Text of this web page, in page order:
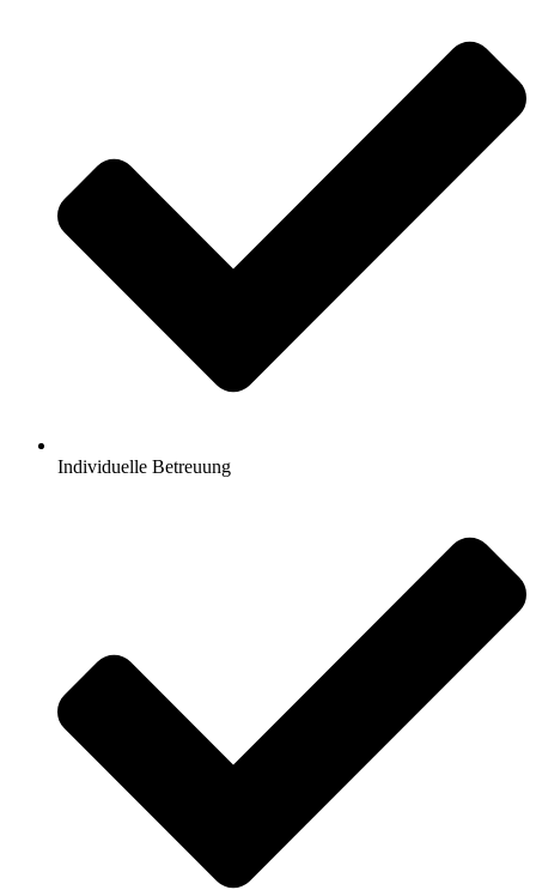
Individuelle Betreuung